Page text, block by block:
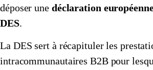
Amazon
déposer une déclaration
DES.
La DES sert à récapituler les
intracommunautaires B2B pour